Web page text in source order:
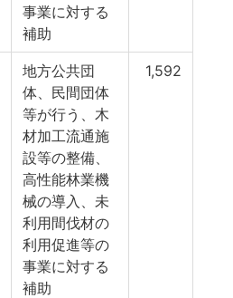
事業に対する
補助
地方公共団
体、民間団体
等が行う、木
材加工流通施
設等の整備、
高性能林業機
械の導入、未
利用間伐材の
利用促進等の
事業に対する
補助
1,592